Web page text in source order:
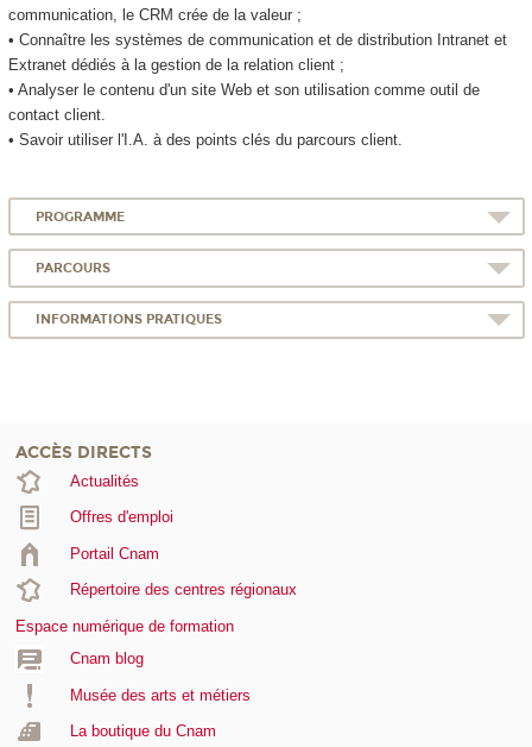
communication, le CRM crée de la valeur ;
• Connaître les systèmes de communication et de distribution Intranet et
Extranet dédiés à la gestion de la relation client ;
• Analyser le contenu d'un site Web et son utilisation comme outil de
contact client.
• Savoir utiliser l'I.A. à des points clés du parcours client.
PROGRAMME
PARCOURS
INFORMATIONS PRATIQUES
ACCÈS DIRECTS
Actualités
Offres d'emploi
Portail Cnam
Répertoire des centres régionaux
Espace numérique de formation
Cnam blog
Musée des arts et métiers
La boutique du Cnam